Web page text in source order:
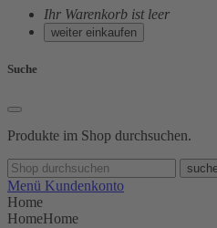
Ihr Warenkorb ist leer
weiter einkaufen
Suche
Produkte im Shop durchsuchen.
Menü Kundenkonto
Home
HomeHome